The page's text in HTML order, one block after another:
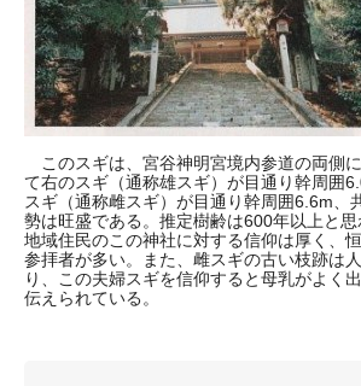
このスギは、宮谷神明宮境内参道の両側
て右のスギ（通称雄スギ）が目通り幹周囲
スギ（通称雌スギ）が目通り幹周囲6.6m、
勢は旺盛である。推定樹齢は600年以上と思
地域住民のこの神社に対する信仰は厚く、
参拝者が多い。また、雌スギの古い枝跡は
り、この夫婦スギを信仰すると母乳がよく
伝えられている。